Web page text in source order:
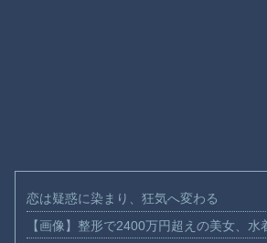
恋は疑惑に染まり、狂気へ変わる
【画像】整形で2400万円超えの美女、